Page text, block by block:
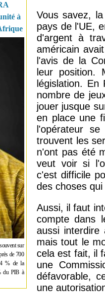
à
sur
de 700
4 % de la
du PIB à
Vous savez,
pays de l'UE,
d'argent à
américain
l'avis de la
leur position.
législation.
nombre de
jouer jusque
en place une
l'opérateur
trouvent les
n'ont pas été
veut voir si
c'est difficile
des choses
Aussi, il faut
compte dans
aussi interdire
mais tout le
cela est fait, il
une
défavorable,
une